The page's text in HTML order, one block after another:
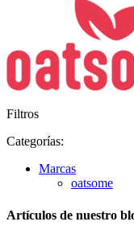
Filtros
Categorías:
Marcas
oatsome
Artículos de nuestro